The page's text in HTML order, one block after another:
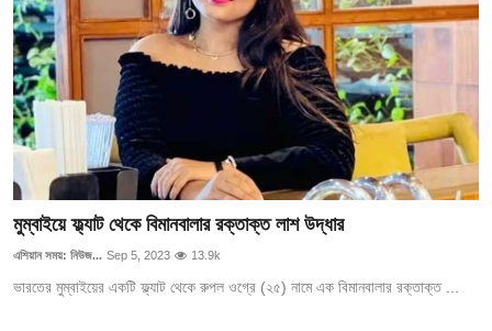
মুম্বাইয়ে ফ্ল্যাট থেকে বিমানবালার রক্তাক্ত লাশ উদ্ধার
এশিয়ান সময়: নিউজ... Sep 5, 2023 13.9k
ভারতের মুম্বাইয়ের একটি ফ্ল্যাট থেকে রুপল ওগ্রে (২৫) নামে এক বিমানবালার রক্তাক্ত ...